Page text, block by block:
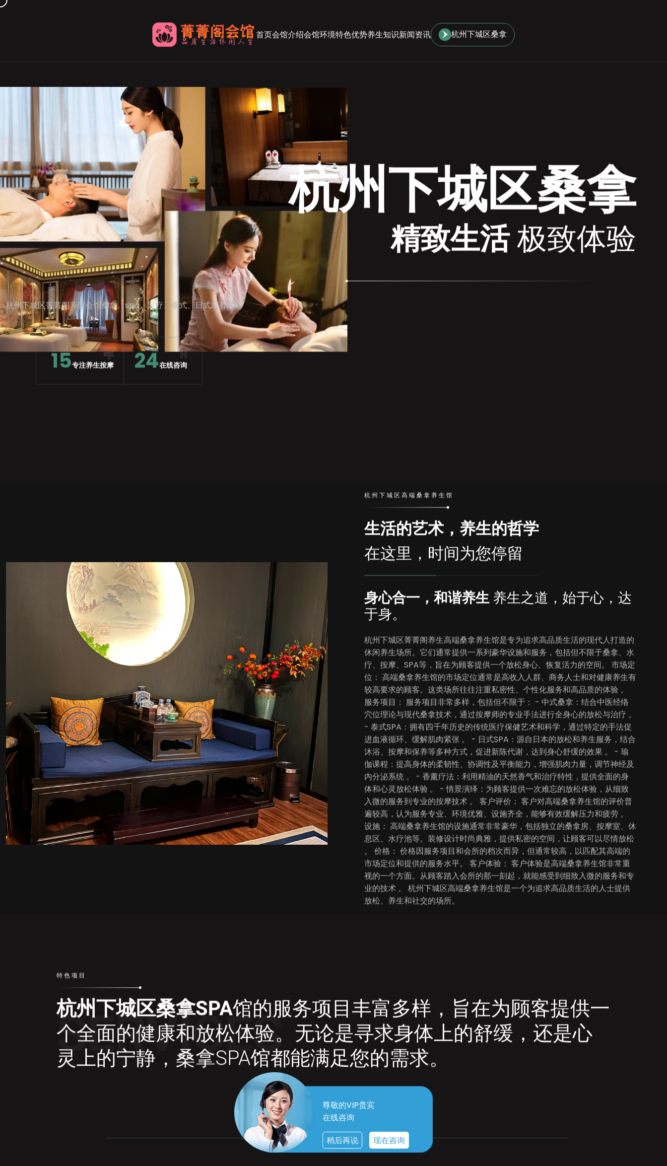
尊敬的VIP贵宾
在线咨询
稍后再说
现在咨询
首页会馆介绍会馆环境特色优势养生知识新闻资讯 杭州下城区桑拿
杭州下城区桑拿
精致生活极致体验
杭州下城区菁菁阁养生会馆桑拿、spa、足疗、泰式、日式应有尽有
15 年
专注养生按摩 24 H
在线咨询
杭州下城区高端桑拿养生馆
生活的艺术，养生的哲学
在这里，时间为您停留
身心合一，和谐养生 养生之道，始于心，达
于身。
杭州下城区菁菁阁养生高端桑拿养生馆是专为追求高品质生活的现代人打造的
休闲养生场所。它们通常提供一系列豪华设施和服务，包括但不限于桑拿、水
疗、按摩、SPA等，旨在为顾客提供一个放松身心、恢复活力的空间。 市场定
位： 高端桑拿养生馆的市场定位通常是高收入人群、商务人士和对健康养生有
较高要求的顾客。这类场所往往注重私密性、个性化服务和高品质的体验 。
服务项目： 服务项目非常多样，包括但不限于： - 中式桑拿：结合中医经络
穴位理论与现代桑拿技术，通过按摩师的专业手法进行全身心的放松与治疗 。
- 泰式SPA：拥有四千年历史的传统医疗保健艺术和科学，通过特定的手法促
进血液循环、缓解肌肉紧张 。 - 日式SPA：源自日本的放松和养生服务，结合
沐浴、按摩和保养等多种方式，促进新陈代谢，达到身心舒缓的效果 。 - 瑜
伽课程：提高身体的柔韧性、协调性及平衡能力，增强肌肉力量，调节神经及
内分泌系统 。 - 香薰疗法：利用精油的天然香气和治疗特性，提供全面的身
体和心灵放松体验 。 - 情景演绎：为顾客提供一次难忘的放松体验，从细致
入微的服务到专业的按摩技术 。 客户评价： 客户对高端桑拿养生馆的评价普
遍较高，认为服务专业、环境优雅、设施齐全，能够有效缓解压力和疲劳 。
设施： 高端桑拿养生馆的设施通常非常豪华，包括独立的桑拿房、按摩室、休
息区、水疗池等。装修设计时尚典雅，提供私密的空间，让顾客可以尽情放松
。 价格： 价格因服务项目和会所的档次而异，但通常较高，以匹配其高端的
市场定位和提供的服务水平。 客户体验： 客户体验是高端桑拿养生馆非常重
视的一个方面。从顾客踏入会所的那一刻起，就能感受到细致入微的服务和专
业的技术 。 杭州下城区高端桑拿养生馆是一个为追求高品质生活的人士提供
放松、养生和社交的场所。
特色项目
杭州下城区桑拿SPA馆的服务项目丰富多样，旨在为顾客提供一
个全面的健康和放松体验。无论是寻求身体上的舒缓，还是心
灵上的宁静，桑拿SPA馆都能满足您的需求。
SERVICES